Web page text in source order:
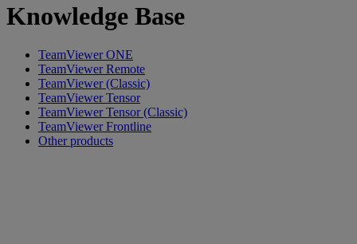
Knowledge Base
TeamViewer ONE
TeamViewer Remote
TeamViewer (Classic)
TeamViewer Tensor
TeamViewer Tensor (Classic)
TeamViewer Frontline
Other products